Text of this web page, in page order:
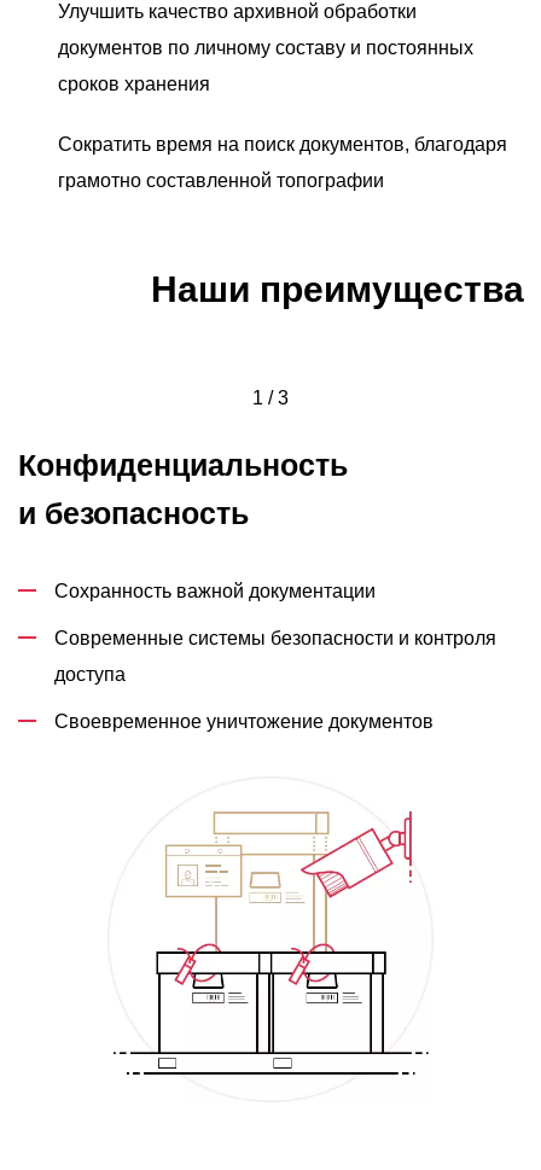
Улучшить качество архивной обработки
документов по личному составу и постоянных
сроков хранения
Сократить время на поиск документов, благодаря
грамотно составленной топографии
Наши преимущества
1 / 3
Конфиденциальность
и безопасность
Сохранность важной документации
Современные системы безопасности и контроля
доступа
Своевременное уничтожение документов